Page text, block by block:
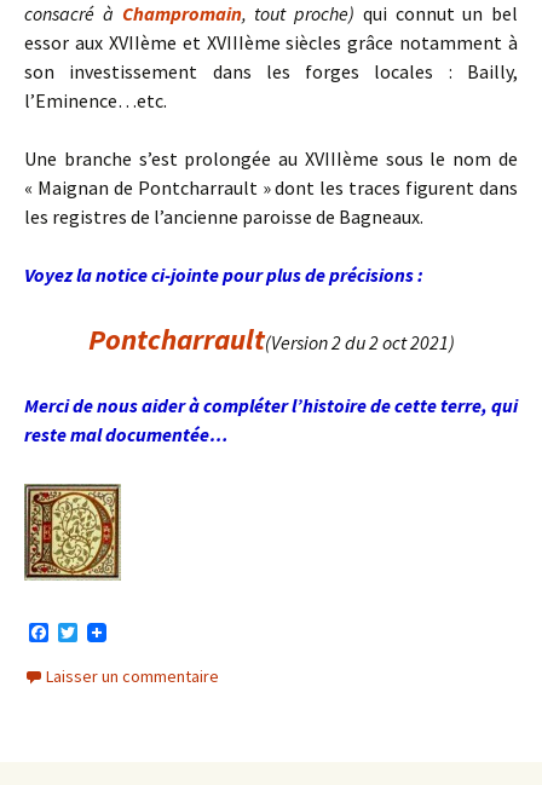
consacré à Champromain, tout proche) qui connut un bel
essor aux XVIIème et XVIIIème siècles grâce notamment à
son investissement dans les forges locales : Bailly,
l’Eminence…etc.
Une branche s’est prolongée au XVIIIème sous le nom de
« Maignan de Pontcharrault » dont les traces figurent dans
les registres de l’ancienne paroisse de Bagneaux.
Voyez la notice ci-jointe pour plus de précisions :
Pontcharrault(Version 2 du 2 oct 2021)
Merci de nous aider à compléter l’histoire de cette terre, qui
reste mal documentée…
c
e
T
i
t
Laisser un commentaire